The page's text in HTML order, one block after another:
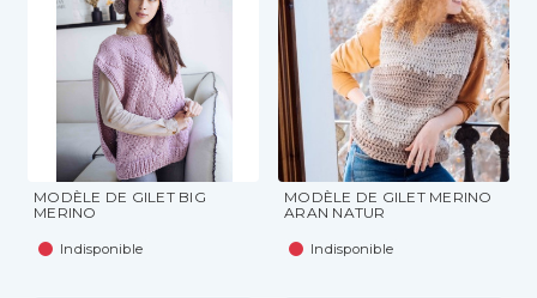
MODÈLE DE GILET BIG
MERINO
Indisponible
MODÈLE DE GILET MERINO
ARAN NATUR
Indisponible